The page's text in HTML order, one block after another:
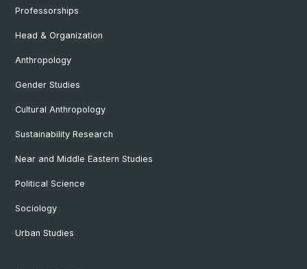
Professorships
Head & Organization
Anthropology
Gender Studies
Cultural Anthropology
Sustainability Research
Near and Middle Eastern Studies
Political Science
Sociology
Urban Studies